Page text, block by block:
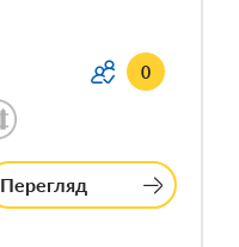
0
Перегляд